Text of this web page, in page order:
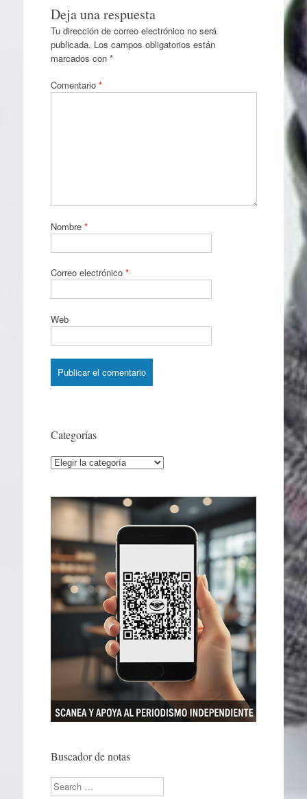
Deja una respuesta
Tu dirección de correo electrónico no será
publicada. Los campos obligatorios están
marcados con *
Comentario *
Nombre *
Correo electrónico *
Web
Categorías
Categorías
Buscador de notas
Search